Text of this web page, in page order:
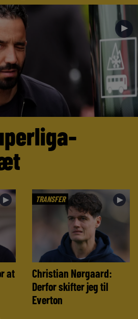
►
►
at
TRANSFER ►
Christian Nørgaard:
Derfor skifter jeg til
Everton